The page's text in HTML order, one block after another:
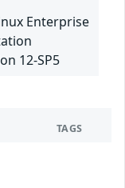
Enterprise
12-SP5
TAGS